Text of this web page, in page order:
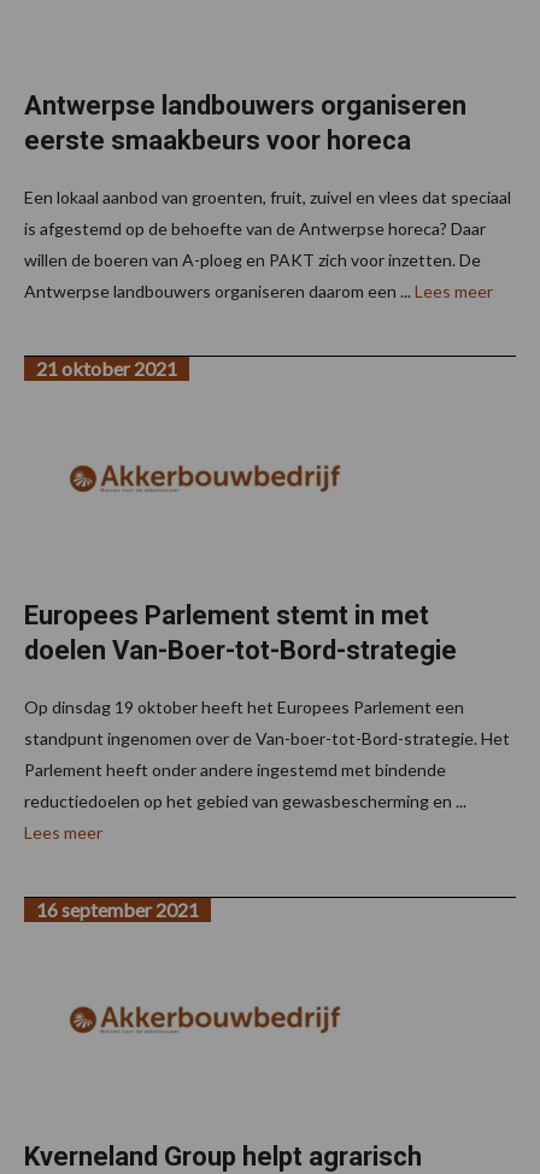
Antwerpse landbouwers organiseren
eerste smaakbeurs voor horeca
Een lokaal aanbod van groenten, fruit, zuivel en vlees dat speciaal
is afgestemd op de behoefte van de Antwerpse horeca? Daar
willen de boeren van A-ploeg en PAKT zich voor inzetten. De
Antwerpse landbouwers organiseren daarom een ... Lees meer
Europees Parlement stemt in met
doelen Van-Boer-tot-Bord-strategie
21 oktober 2021
Op dinsdag 19 oktober heeft het Europees Parlement een
standpunt ingenomen over de Van-boer-tot-Bord-strategie. Het
Parlement heeft onder andere ingestemd met bindende
reductiedoelen op het gebied van gewasbescherming en ...
Lees meer
Kverneland Group helpt agrarisch
16 september 2021